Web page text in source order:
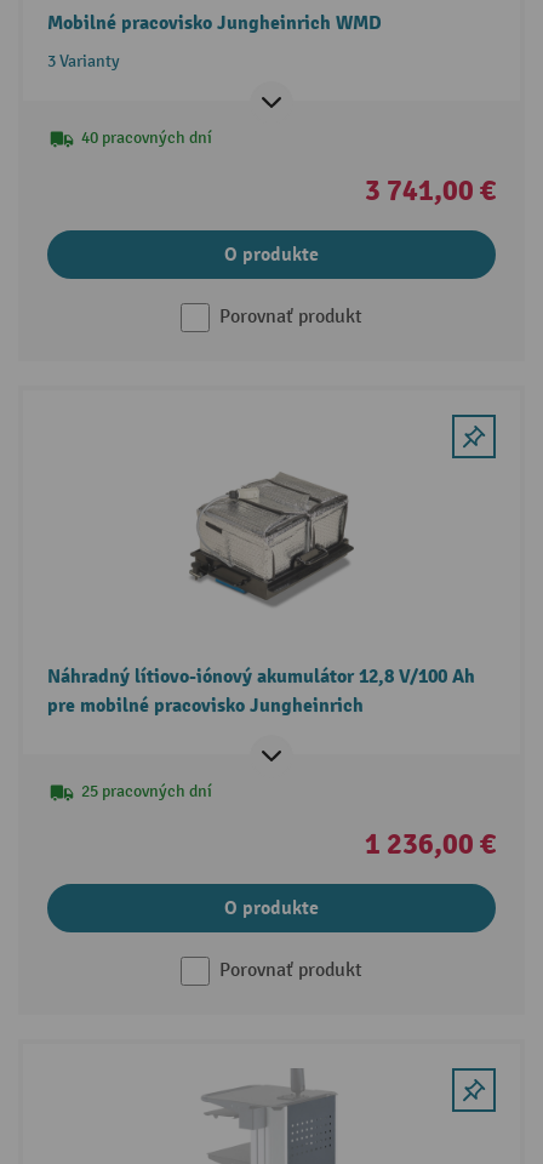
Mobilné pracovisko Jungheinrich WMD
3 Varianty
40 pracovných dní
3 741,00 €
O produkte
Porovnať produkt
Náhradný lítiovo-iónový akumulátor 12,8 V/100 Ah
pre mobilné pracovisko Jungheinrich
25 pracovných dní
1 236,00 €
O produkte
Porovnať produkt